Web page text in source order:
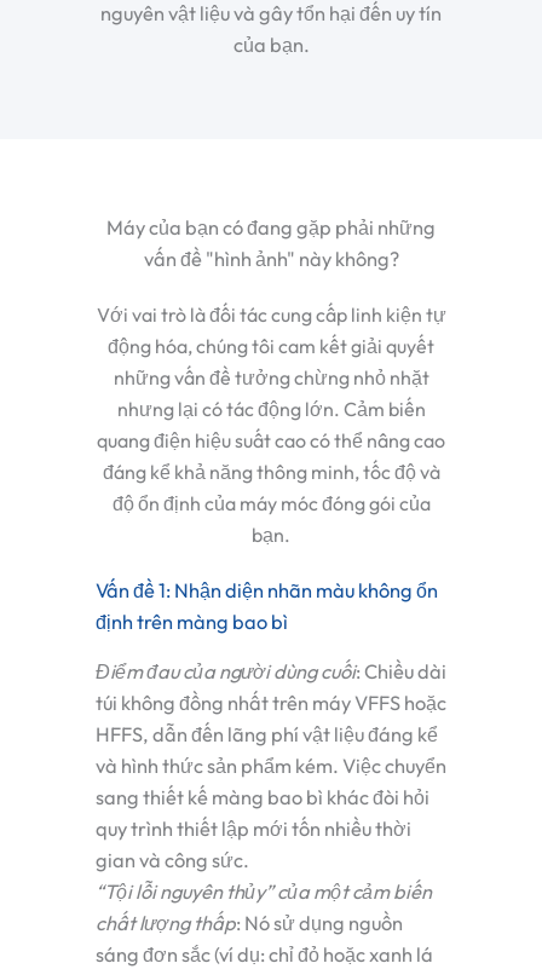
nguyên vật liệu và gây tổn hại đến uy tín
của bạn.
Máy của bạn có đang gặp phải những
vấn đề "hình ảnh" này không?
Với vai trò là đối tác cung cấp linh kiện tự
động hóa, chúng tôi cam kết giải quyết
những vấn đề tưởng chừng nhỏ nhặt
nhưng lại có tác động lớn. Cảm biến
quang điện hiệu suất cao có thể nâng cao
đáng kể khả năng thông minh, tốc độ và
độ ổn định của máy móc đóng gói của
bạn.
Vấn đề 1: Nhận diện nhãn màu không ổn
định trên màng bao bì
Điểm đau của người dùng cuối: Chiều dài
túi không đồng nhất trên máy VFFS hoặc
HFFS, dẫn đến lãng phí vật liệu đáng kể
và hình thức sản phẩm kém. Việc chuyển
sang thiết kế màng bao bì khác đòi hỏi
quy trình thiết lập mới tốn nhiều thời
gian và công sức.
“Tội lỗi nguyên thủy” của một cảm biến
chất lượng thấp: Nó sử dụng nguồn
sáng đơn sắc (ví dụ: chỉ đỏ hoặc xanh lá